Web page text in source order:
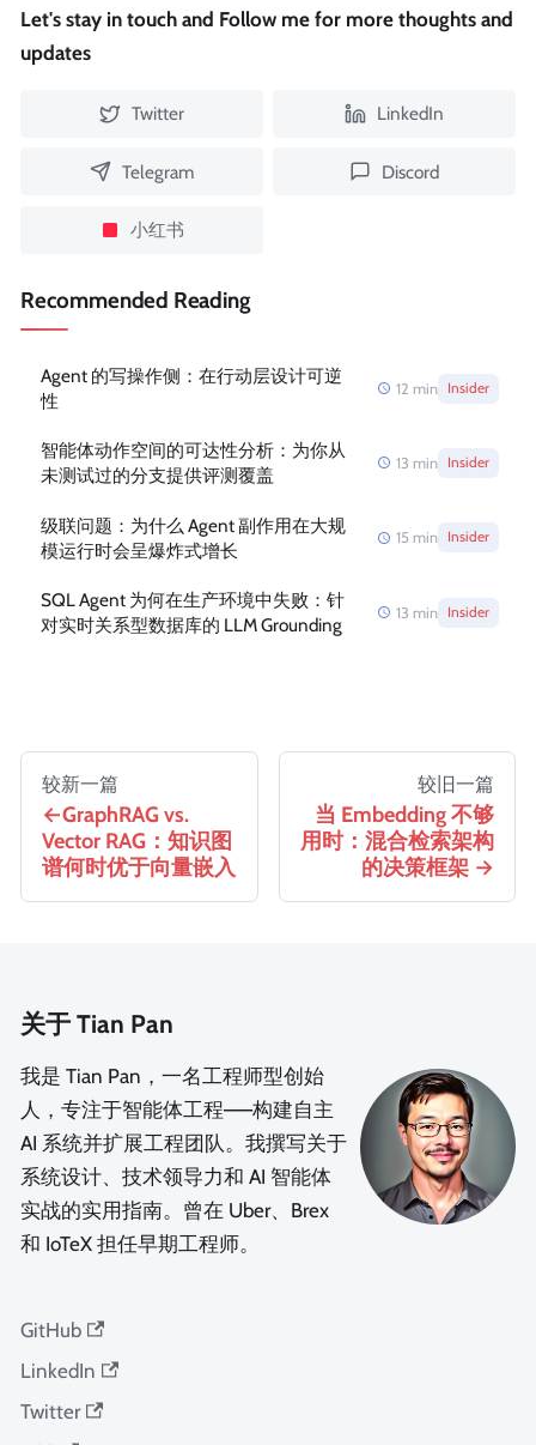
Let's stay in touch and Follow me for more thoughts and
updates
Twitter LinkedIn
Telegram Discord
小红书
Recommended Reading
Agent 的写操作侧：在行动层设计可逆
性
12 min Insider
智能体动作空间的可达性分析：为你从
未测试过的分支提供评测覆盖
13 min Insider
级联问题：为什么 Agent 副作用在大规
模运行时会呈爆炸式增长
15 min Insider
SQL Agent 为何在生产环境中失败：针
对实时关系型数据库的 LLM Grounding
13 min Insider
较新一篇
GraphRAG vs.
Vector RAG：知识图
谱何时优于向量嵌入
较旧一篇
当 Embedding 不够
用时：混合检索架构
的决策框架
关于 Tian Pan
我是 Tian Pan，一名工程师型创始
人，专注于智能体工程——构建自主
AI 系统并扩展工程团队。我撰写关于
系统设计、技术领导力和 AI 智能体
实战的实用指南。曾在 Uber、Brex
和 IoTeX 担任早期工程师。
GitHub
LinkedIn
Twitter